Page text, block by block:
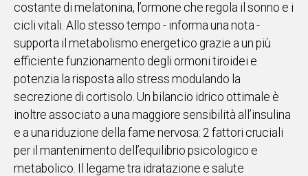
costante di melatonina, l’ormone che regola il sonno e i
cicli vitali. Allo stesso tempo - informa una nota -
supporta il metabolismo energetico grazie a un più
efficiente funzionamento degli ormoni tiroidei e
potenzia la risposta allo stress modulando la
secrezione di cortisolo. Un bilancio idrico ottimale è
inoltre associato a una maggiore sensibilità all’insulina
e a una riduzione della fame nervosa: 2 fattori cruciali
per il mantenimento dell’equilibrio psicologico e
metabolico. Il legame tra idratazione e salute